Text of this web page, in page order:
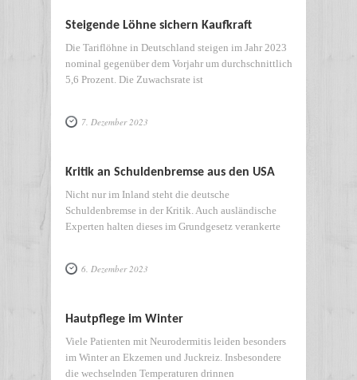
Steigende Löhne sichern Kaufkraft
Die Tariflöhne in Deutschland steigen im Jahr 2023
nominal gegenüber dem Vorjahr um durchschnittlich
5,6 Prozent. Die Zuwachsrate ist
7. Dezember 2023
Kritik an Schuldenbremse aus den USA
Nicht nur im Inland steht die deutsche
Schuldenbremse in der Kritik. Auch ausländische
Experten halten dieses im Grundgesetz verankerte
6. Dezember 2023
Hautpflege im Winter
Viele Patienten mit Neurodermitis leiden besonders
im Winter an Ekzemen und Juckreiz. Insbesondere
die wechselnden Temperaturen drinnen